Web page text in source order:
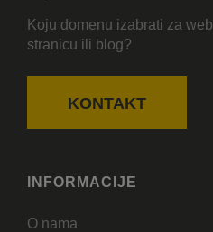
Koju domenu izabrati za web
stranicu ili blog?
KONTAKT
INFORMACIJE
O nama